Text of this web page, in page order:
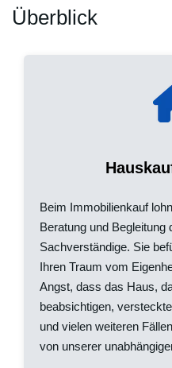
Überblick
Beim Immobilienkauf
Beratung und Begleitung
Sachverständige. Sie
Ihren Traum vom
Angst, dass das Haus,
beabsichtigen,
und vielen weiteren
von unserer